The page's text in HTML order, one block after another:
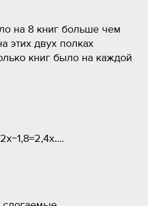
на 8 книг больше чем
этих двух полках
книг было на каждой